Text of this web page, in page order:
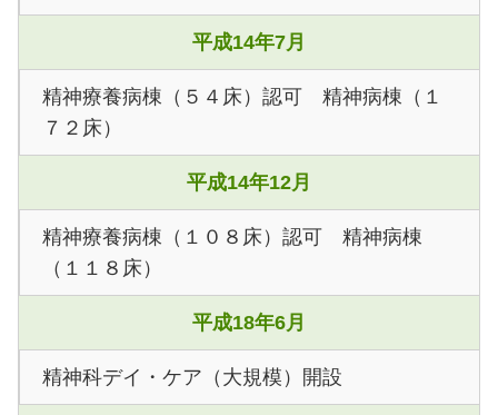
平成14年7月
精神療養病棟（５４床）認可 精神病棟（１
７２床）
平成14年12月
精神療養病棟（１０８床）認可 精神病棟
（１１８床）
平成18年6月
精神科デイ・ケア（大規模）開設